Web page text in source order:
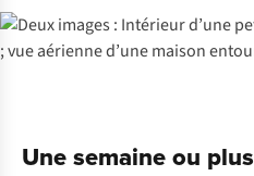
Une semaine ou plus